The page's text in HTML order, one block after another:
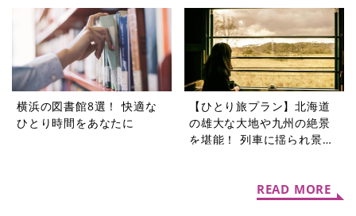
5選
横浜の図書館8選！ 快適な
ひとり時間をあなたに
【ひとり旅プラン】北海道
の雄大な大地や九州の絶景
を堪能！ 列車に揺られ景色
READ MORE